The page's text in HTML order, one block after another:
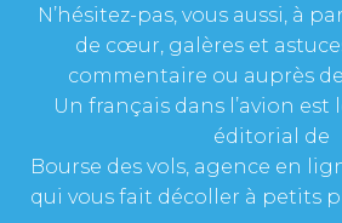
N’hésitez-pas, vous aussi, à
de cœur, galères et
commentaire ou auprès
Un français dans l’avion
éditorial de
Bourse des vols, agence en
qui vous fait décoller à petits